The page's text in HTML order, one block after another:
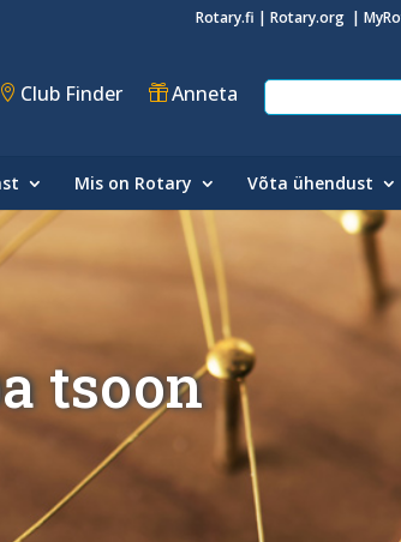
Rotary.fi | Rotary.org |
Club Finder Anneta
Mis on Rotary Võta ühendust
tsoon